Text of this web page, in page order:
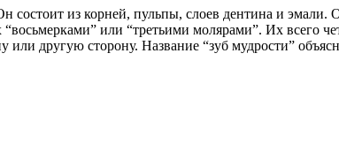
из корней, пульпы, слоев дентина и эмали.
или “третьими молярами”. Их всего
другую сторону. Название “зуб мудрости”